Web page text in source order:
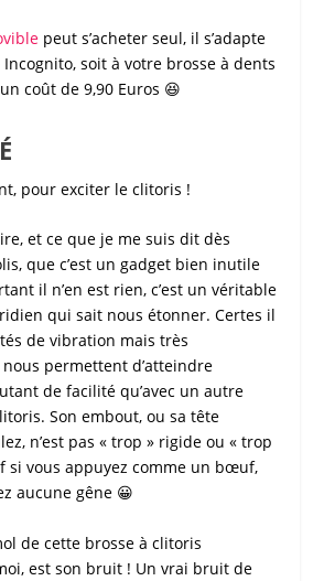
peut s’acheter seul, il s’adapte
Incognito, soit à votre brosse à dents
coût de 9,90 Euros 😆
pour exciter le clitoris !
et ce que je me suis dit dès
que c’est un gadget bien inutile
il n’en est rien, c’est un véritable
qui sait nous étonner. Certes il
de vibration mais très
permettent d’atteindre
de facilité qu’avec un autre
. Son embout, ou sa tête
n’est pas « trop » rigide ou « trop
si vous appuyez comme un bœuf,
aucune gêne 😀
de cette brosse à clitoris
est son bruit ! Un vrai bruit de